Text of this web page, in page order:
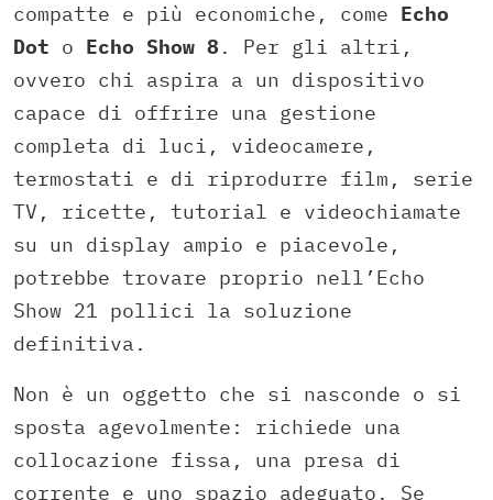
compatte e più economiche, come Echo
Dot o Echo Show 8. Per gli altri,
ovvero chi aspira a un dispositivo
capace di offrire una gestione
completa di luci, videocamere,
termostati e di riprodurre film, serie
TV, ricette, tutorial e videochiamate
su un display ampio e piacevole,
potrebbe trovare proprio nell’Echo
Show 21 pollici la soluzione
definitiva.
Non è un oggetto che si nasconde o si
sposta agevolmente: richiede una
collocazione fissa, una presa di
corrente e uno spazio adeguato. Se